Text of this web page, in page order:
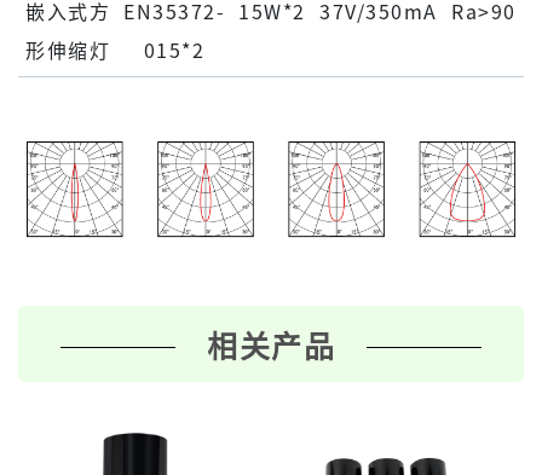
嵌⼊式⽅
形伸缩灯
EN35372-
015*2
15W*2 37V/350mA Ra>90
相关产品